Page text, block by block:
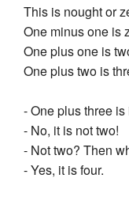
This is nought or
One minus one is
One plus one is
One plus two is
- One plus three is
- No, it is not two!
- Not two? Then
- Yes, it is four.